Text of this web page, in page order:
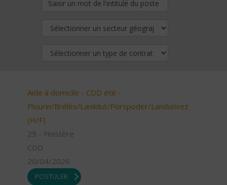
Aide à domicile - CDD été -
Plourin/Brélès/Lanildut/Porspoder/Landunvez
(H/F)
29 - Finistère
CDD
20/04/2026
POSTULER